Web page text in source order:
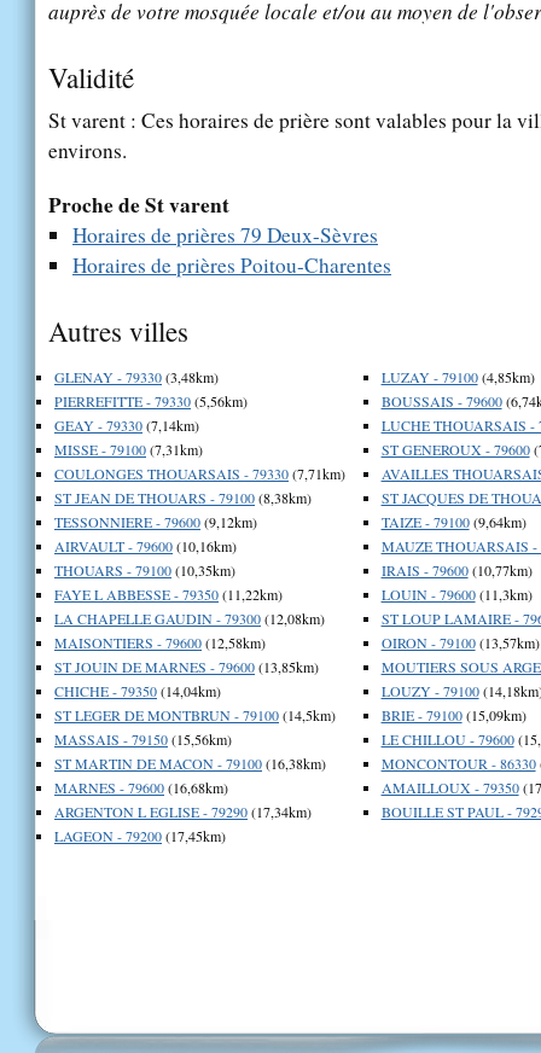
auprès de votre mosquée locale et/ou au moyen de
Validité
St varent : Ces horaires de prière sont valables pour la
environs.
Proche de St varent
Horaires de prières 79 Deux-Sèvres
Horaires de prières Poitou-Charentes
Autres villes
GLENAY - 79330(3,48km)
PIERREFITTE - 79330(5,56km)
GEAY - 79330(7,14km)
MISSE - 79100(7,31km)
COULONGES THOUARSAIS - 79330(7,71km)
ST JEAN DE THOUARS - 79100(8,38km)
TESSONNIERE - 79600(9,12km)
AIRVAULT - 79600(10,16km)
THOUARS - 79100(10,35km)
FAYE L ABBESSE - 79350(11,22km)
LA CHAPELLE GAUDIN - 79300(12,08km)
MAISONTIERS - 79600(12,58km)
ST JOUIN DE MARNES - 79600(13,85km)
CHICHE - 79350(14,04km)
ST LEGER DE MONTBRUN - 79100(14,5km)
MASSAIS - 79150(15,56km)
ST MARTIN DE MACON - 79100(16,38km)
MARNES - 79600(16,68km)
ARGENTON L EGLISE - 79290(17,34km)
LAGEON - 79200(17,45km)
LUZAY - 79100(4,85km)
BOUSSAIS - 79600
LUCHE THOUARSAIS -
ST GENEROUX - 79600
AVAILLES
ST JACQUES DE
TAIZE - 79100(9,64km)
MAUZE THOUARSAIS -
IRAIS - 79600(10,77km)
LOUIN - 79600(11,3km)
ST LOUP LAMAIRE -
OIRON - 79100(13,57km)
MOUTIERS SOUS
LOUZY - 79100
BRIE - 79100(15,09km)
LE CHILLOU - 79600
MONCONTOUR - 86330
AMAILLOUX - 79350
BOUILLE ST PAUL -